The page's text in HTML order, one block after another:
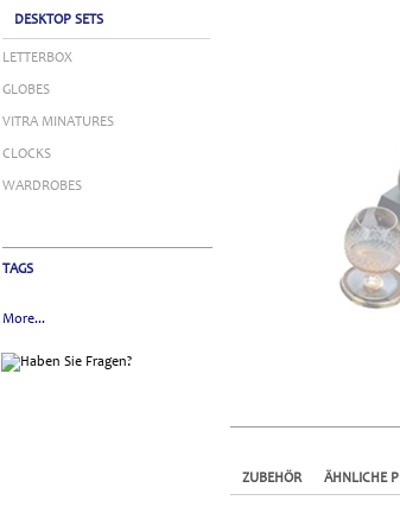
DESKTOP SETS
LETTERBOX
GLOBES
VITRA MINATURES
CLOCKS
WARDROBES
TAGS
More...
ZUBEHÖR ÄHNLICHE